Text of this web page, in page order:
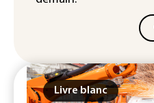
Livre blanc